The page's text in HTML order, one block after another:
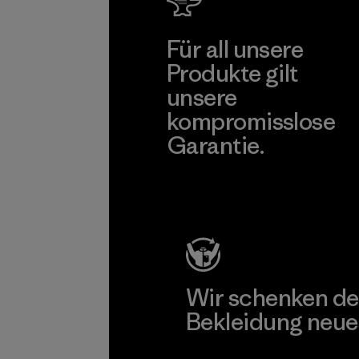
Für all unsere
Produkte gilt
unsere
kompromisslose
Garantie.
Wir schenken
Bekleidung